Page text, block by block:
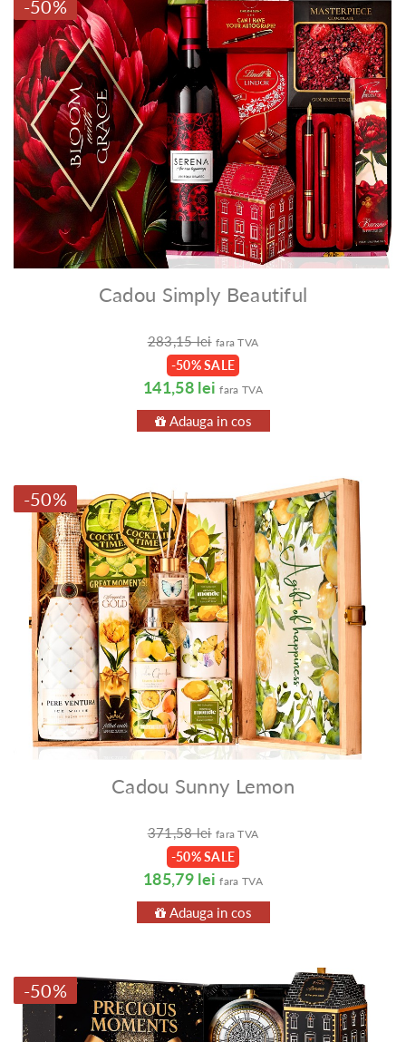
-50%
Cadou Simply Beautiful
283,15 lei fara TVA
-50% SALE
141,58 lei fara TVA
Adauga in cos
-50%
Cadou Sunny Lemon
371,58 lei fara TVA
-50% SALE
185,79 lei fara TVA
Adauga in cos
-50%